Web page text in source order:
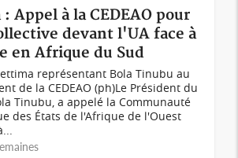
Appel à la CEDEAO pour
devant l'UA face à
en Afrique du Sud
représentant Bola Tinubu au
de la CEDEAO (ph)Le Président du
Tinubu, a appelé la Communauté
des États de l'Afrique de l'Ouest